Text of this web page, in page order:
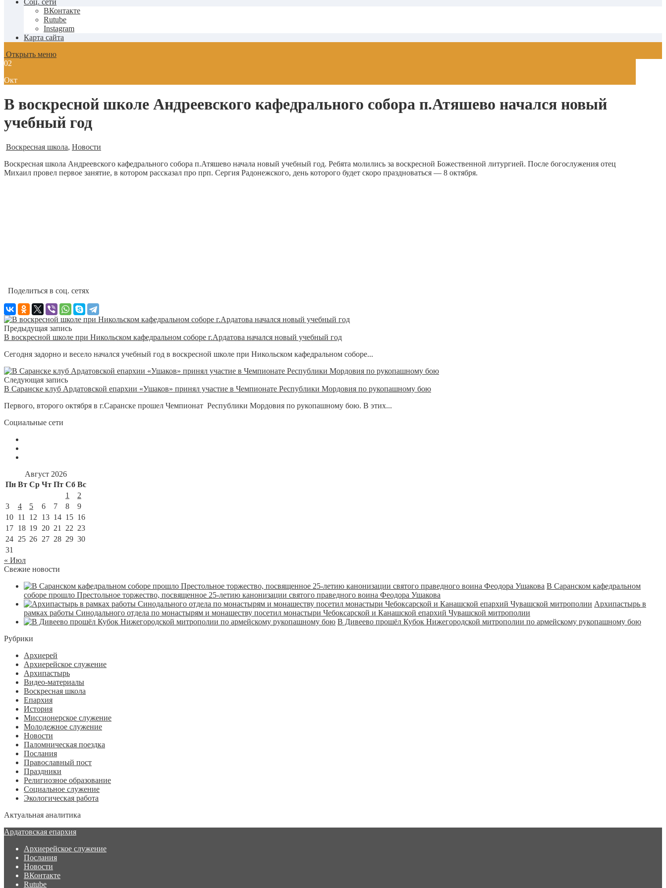
Соц. сети
ВКонтакте
Rutube
Instagram
Карта сайта
Открыть меню
02
Окт
В воскресной школе Андреевского кафедрального собора п.Атяшево начался новый
учебный год
Воскресная школа, Новости
Воскресная школа Андреевского кафедрального собора п.Атяшево начала новый учебный год. Ребята молились за воскресной Божественной литургией. После богослужения отец
Михаил провел первое занятие, в котором рассказал про прп. Сергия Радонежского, день которого будет скоро праздноваться — 8 октября.
Поделиться в соц. сетях
Предыдущая запись
В воскресной школе при Никольском кафедральном соборе г.Ардатова начался новый учебный год
Сегодня задорно и весело начался учебный год в воскресной школе при Никольском кафедральном соборе...
Следующая запись
В Саранске клуб Ардатовской епархии «Ушаков» принял участие в Чемпионате Республики Мордовия по рукопашному бою
Первого, второго октября в г.Саранске прошел Чемпионат Республики Мордовия по рукопашному бою. В этих...
Социальные сети
Август 2026
Пн Вт Ср Чт Пт Сб Вс
1
2
3
4 5 6 7 8
9
10 11 12 13 14 15 16
17 18 19 20 21 22 23
24 25 26 27 28 29 30
31
« Июл
Свежие новости
В Саранском кафедральном
соборе прошло Престольное торжество, посвященное 25-летию канонизации святого праведного воина Феодора Ушакова
Архипастырь в
рамках работы Синодального отдела по монастырям и монашеству посетил монастыри Чебоксарской и Канашской епархий Чувашской митрополии
В Дивеево прошёл Кубок Нижегородской митрополии по армейскому рукопашному бою
Рубрики
Архиерей
Архиерейское служение
Архипастырь
Видео-материалы
Воскресная школа
Епархия
История
Миссионерское служение
Молодежное служение
Новости
Паломническая поездка
Послания
Православный пост
Праздники
Религиозное образование
Социальное служение
Экологическая работа
Актуальная аналитика
Ардатовская епархия
Архиерейское служение
Послания
Новости
ВКонтакте
Rutube